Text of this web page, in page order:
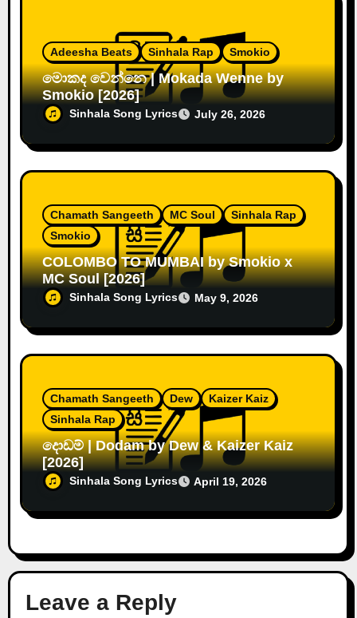
Adeesha Beats Sinhala Rap Smokio
මොකද වෙන්නෙ | Mokada Wenne by
Smokio [2026]
Sinhala Song Lyrics July 26, 2026
Chamath Sangeeth MC Soul
Sinhala Rap
Smokio
COLOMBO TO MUMBAI by Smokio x
MC Soul [2026]
Sinhala Song Lyrics May 9, 2026
Chamath Sangeeth Dew
Kaizer Kaiz
Sinhala Rap
දොඩම් ‍| Dodam by Dew & Kaizer Kaiz
[2026]
Sinhala Song Lyrics April 19, 2026
Leave a Reply